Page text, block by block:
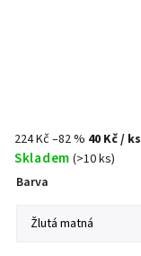
224 Kč–82 % 40 Kč/ ks
Skladem (>10 ks)
Barva